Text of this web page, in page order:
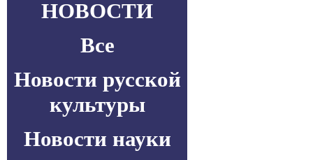
НОВОСТИ
Все
Новости русской
культуры
Новости науки